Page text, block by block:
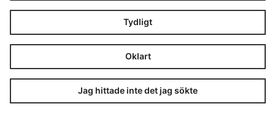
Tydligt
Oklart
Jag hittade inte det jag sökte